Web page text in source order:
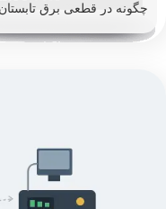
چگونه در قطعی برق تابستان